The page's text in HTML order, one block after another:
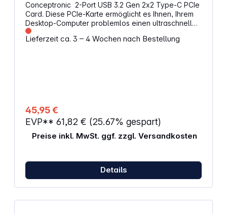
Conceptronic 2-Port USB 3.2 Gen 2x2 Type-C PCIe
Card. Diese PCIe-Karte ermöglicht es Ihnen, Ihrem
Desktop-Computer problemlos einen ultraschnellen
USB 3.2 Gen 2x2 Typ-C-Anschluss hinzuzufügen.
Mit einer maximalen Datenübertragungsrate von 20
11 macOS 10.8 bis 10.10, und 10.12 oder höher Linux-
Kernel 2.6.31 oder höher Bandbreite: 20Gb/s
Anschluss: PCIe x4 PCI-Ausführung: PCIe 3.0
Chipsatz: ASM3242 Standards: USB 3.2 Gen 2x2
Farbe: Schwarz Abmessungen (B x T x H): 79 x 51 x
Lieferzeit ca. 3 – 4 Wochen nach Bestellung
45,95 €
EVP** 61,82 € (25.67% gespart)
Preise inkl. MwSt. ggf. zzgl. Versandkosten
Details